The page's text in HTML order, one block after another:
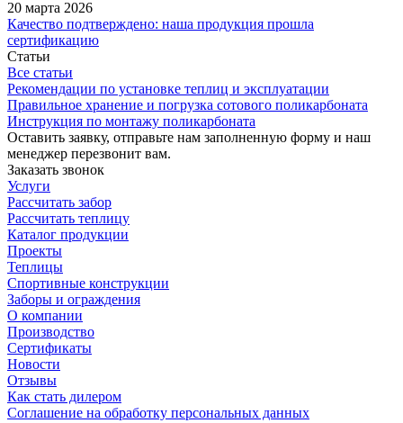
20 марта 2026
Качество подтверждено: наша продукция прошла
сертификацию
Статьи
Все статьи
Рекомендации по установке теплиц и эксплуатации
Правильное хранение и погрузка сотового поликарбоната
Инструкция по монтажу поликарбоната
Оставить заявку, отправьте нам заполненную форму и наш
менеджер перезвонит вам.
Заказать звонок
Услуги
Рассчитать забор
Рассчитать теплицу
Каталог продукции
Проекты
Теплицы
Спортивные конструкции
Заборы и ограждения
О компании
Производство
Сертификаты
Новости
Отзывы
Как стать дилером
Соглашение на обработку персональных данных